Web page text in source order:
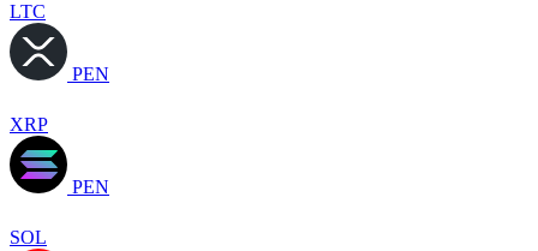
LTC
PEN
XRP
PEN
SOL